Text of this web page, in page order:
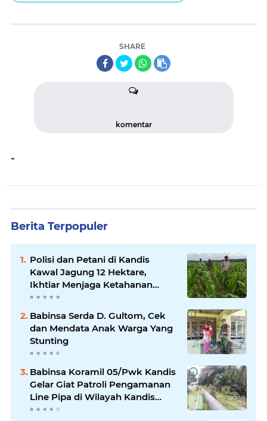
SHARE
komentar
-
Berita Terpopuler
Polisi dan Petani di Kandis
Kawal Jagung 12 Hektare,
Ikhtiar Menjaga Ketahanan
Pangan
Babinsa Serda D. Gultom, Cek
dan Mendata Anak Warga Yang
Stunting
Babinsa Koramil 05/Pwk Kandis
Gelar Giat Patroli Pengamanan
Line Pipa di Wilayah Kandis
Kandis